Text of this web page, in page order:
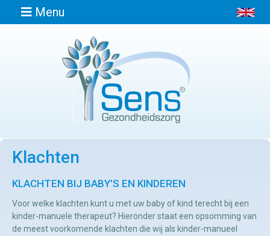
Menu
Afspraak
Locaties
Klachten
KLACHTEN BIJ BABY’S EN KINDEREN
Voor welke klachten kunt u met uw baby of kind terecht bij een
kinder-manuele therapeut? Hieronder staat een opsomming van
de meest voorkomende klachten die wij als kinder-manueel